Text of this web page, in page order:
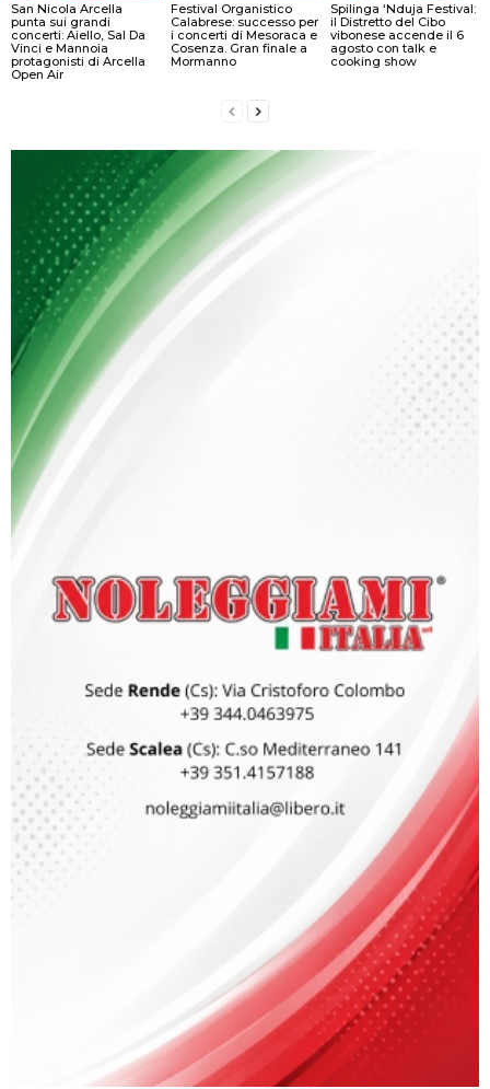
San Nicola Arcella
punta sui grandi
concerti: Aiello, Sal Da
Vinci e Mannoia
protagonisti di Arcella
Open Air
Festival Organistico
Calabrese: successo per
i concerti di Mesoraca e
Cosenza. Gran finale a
Mormanno
Spilinga ‘Nduja Festival:
il Distretto del Cibo
vibonese accende il 6
agosto con talk e
cooking show